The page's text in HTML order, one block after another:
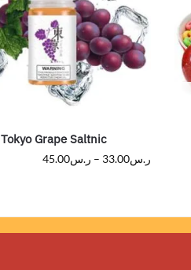
Tokyo Grape Saltnic
ر.س33.00
– ر.س45.00